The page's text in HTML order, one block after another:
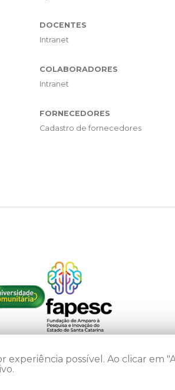
DOCENTES
Intranet
COLABORADORES
Intranet
FORNECEDORES
Cadastro de fornecedores
experiência possível. Ao clicar em